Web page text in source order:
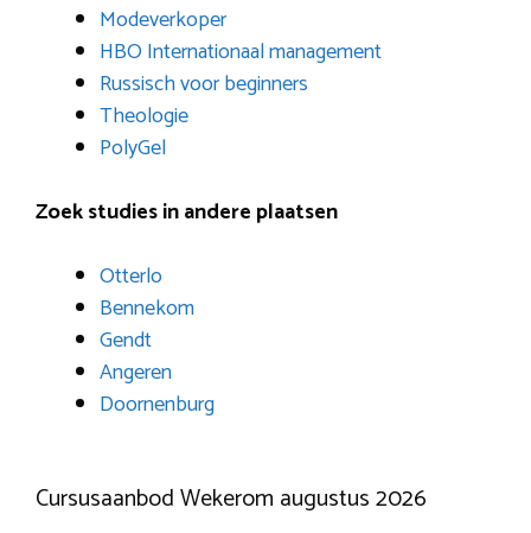
Modeverkoper
HBO Internationaal management
Russisch voor beginners
Theologie
PolyGel
Zoek studies in andere plaatsen
Otterlo
Bennekom
Gendt
Angeren
Doornenburg
Cursusaanbod Wekerom augustus 2026